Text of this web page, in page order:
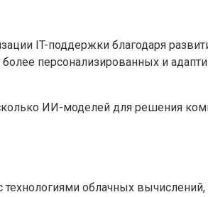
IT-поддержки благодаря
персонализированных и
ИИ-моделей для решения
технологиями облачных